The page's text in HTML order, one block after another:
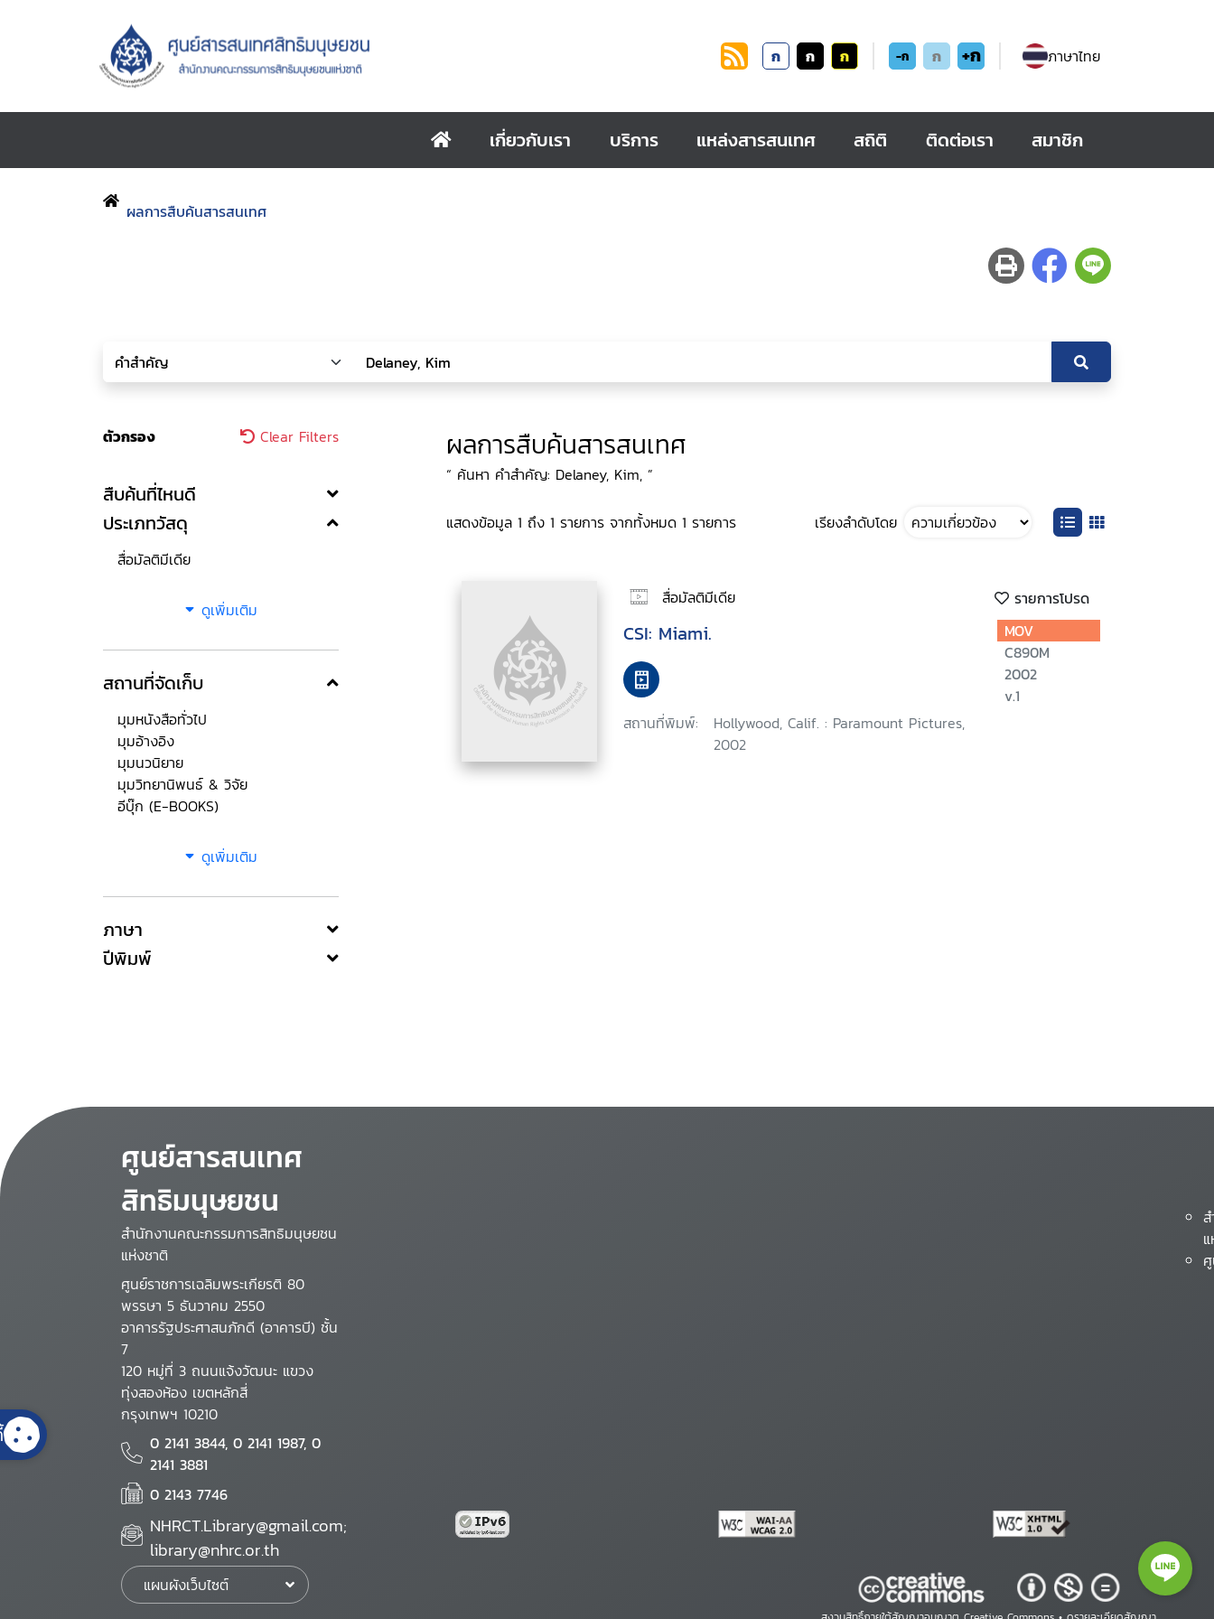
ก ก ก -ก ก +ก ภาษาไทย
เกี่ยวกับเรา บริการ แหล่งสารสนเทศ สถิติ ติดต่อเรา สมาชิก
ผลการสืบค้นสารสนเทศ
ตัวกรอง Clear Filters
สืบค้นที่ไหนดี
ประเภทวัสดุ
สื่อมัลติมีเดีย
ดูเพิ่มเติม
สถานที่จัดเก็บ
มุมหนังสือทั่วไป
มุมอ้างอิง
มุมนวนิยาย
มุมวิทยานิพนธ์ & วิจัย
อีบุ๊ก (E-BOOKS)
ดูเพิ่มเติม
ภาษา
ปีพิมพ์
ผลการสืบค้นสารสนเทศ
“ ค้นหา คำสำคัญ: Delaney, Kim, ”
แสดงข้อมูล 1 ถึง 1 รายการ จากทั้งหมด 1 รายการ เรียงลำดับโดย
สื่อมัลติมีเดีย รายการโปรด
CSI: Miami.
สถานที่พิมพ์:
Hollywood, Calif. : Paramount Pictures,
2002
MOV
C890M
2002
v.1
ศูนย์สารสนเทศ
สิทธิมนุษยชน
สำนักงานคณะกรรมการสิทธิมนุษยชน
แห่งชาติ
ศูนย์ราชการเฉลิมพระเกียรติ 80
พรรษา 5 ธันวาคม 2550
อาคารรัฐประศาสนภักดี (อาคารบี) ชั้น
7
120 หมู่ที่ 3 ถนนแจ้งวัฒนะ แขวง
ทุ่งสองห้อง เขตหลักสี่
กรุงเทพฯ 10210
0 2141 3844, 0 2141 1987, 0
2141 3881
0 2143 7746
NHRCT.Library@gmail.com;
library@nhrc.or.th
แผนผังเว็บไซต์